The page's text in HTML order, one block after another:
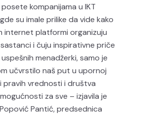
kompanijama u IKT
su imale prilike da vide kako
internet platformi organizuju
i čuju inspirativne priče
menadžerki, samo je
učvrstilo naš put u upornoj
pravih vrednosti i društva
za sve – izjavila je
Pantić, predsednica